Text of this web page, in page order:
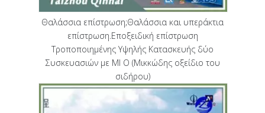
Θαλάσσια επίστρωση;Θαλάσσια και υπεράκτια
επίστρωση.Εποξειδική επίστρωση
Τροποποιημένης Υψηλής Κατασκευής δύο
Συσκευασιών με MI O (Μικκώδης οξείδιο του
σιδήρου)